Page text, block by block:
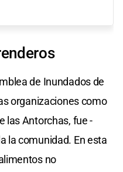
de Inundados de
organizaciones como
las Antorchas, fue -
la comunidad. En esta
no